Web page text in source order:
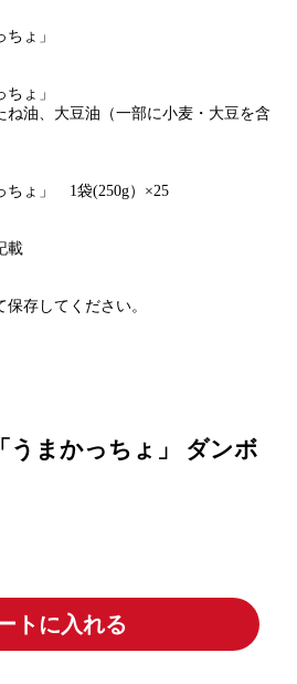
うまかっちょ」 ダンボ
トに入れる
ょ」
ょ」
ね油、大豆油（一部に小麦・大豆を含
ちょ」 1袋(250g）×25
載
存してください。